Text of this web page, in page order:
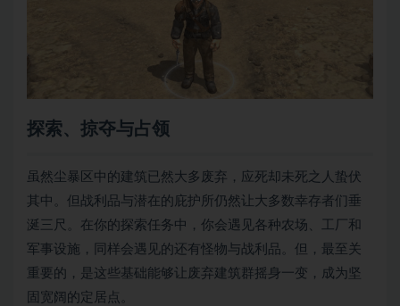
探索、掠夺与占领
虽然尘暴区中的建筑已然大多废弃，应死却未死之人蛰伏
其中。但战利品与潜在的庇护所仍然让大多数幸存者们垂
涎三尺。在你的探索任务中，你会遇见各种农场、工厂和
军事设施，同样会遇见的还有怪物与战利品。但，最至关
重要的，是这些基础能够让废弃建筑群摇身一变，成为坚
固宽阔的定居点。